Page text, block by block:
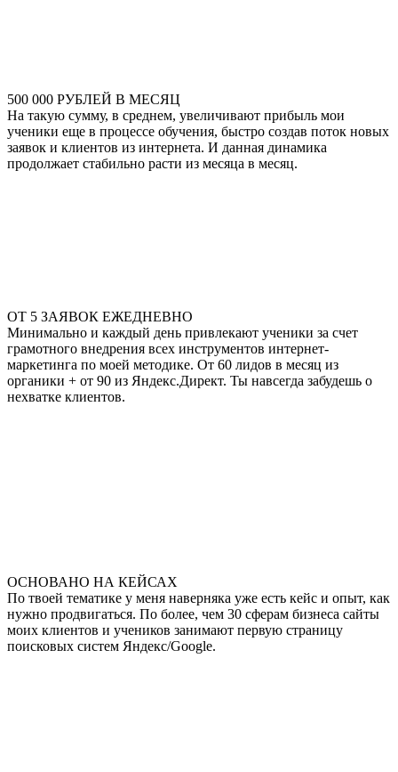
500 000 РУБЛЕЙ В МЕСЯЦ
На такую сумму, в среднем, увеличивают прибыль мои
ученики еще в процессе обучения, быстро создав поток новых
заявок и клиентов из интернета. И данная динамика
продолжает стабильно расти из месяца в месяц.
ОТ 5 ЗАЯВОК ЕЖЕДНЕВНО
Минимально и каждый день привлекают ученики за счет
грамотного внедрения всех инструментов интернет-
маркетинга по моей методике. От 60 лидов в месяц из
органики + от 90 из Яндекс.Директ. Ты навсегда забудешь о
нехватке клиентов.
ОСНОВАНО НА КЕЙСАХ
По твоей тематике у меня наверняка уже есть кейс и опыт, как
нужно продвигаться. По более, чем 30 сферам бизнеса сайты
моих клиентов и учеников занимают первую страницу
поисковых систем Яндекс/Google.